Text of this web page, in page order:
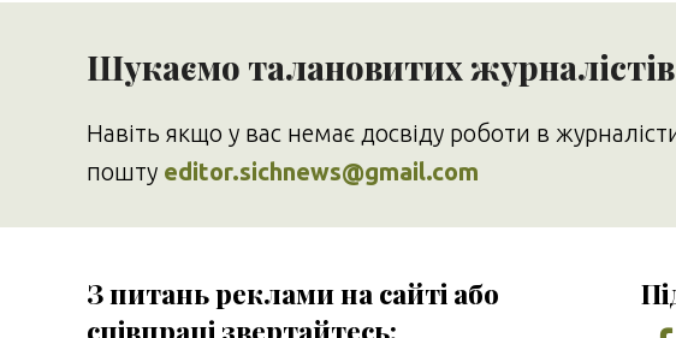
Шукаємо талановитих журналістів
Навіть якщо у вас немає досвіду роботи в
пошту editor.sichnews@gmail.com
З питань реклами на сайті або
співпраці звертайтесь: